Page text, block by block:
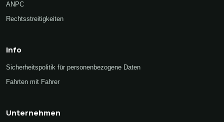
ANPC
Rechtsstreitigkeiten
Info
Sicherheitspolitik für personenbezogene Daten
Fahrten mit Fahrer
Unternehmen